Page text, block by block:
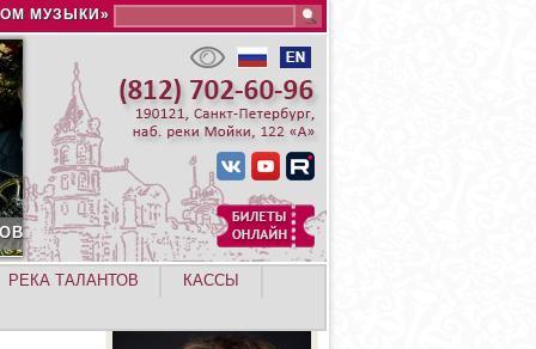
МУЗЫКИ»
РЕКА ТАЛАНТОВ
КАССЫ